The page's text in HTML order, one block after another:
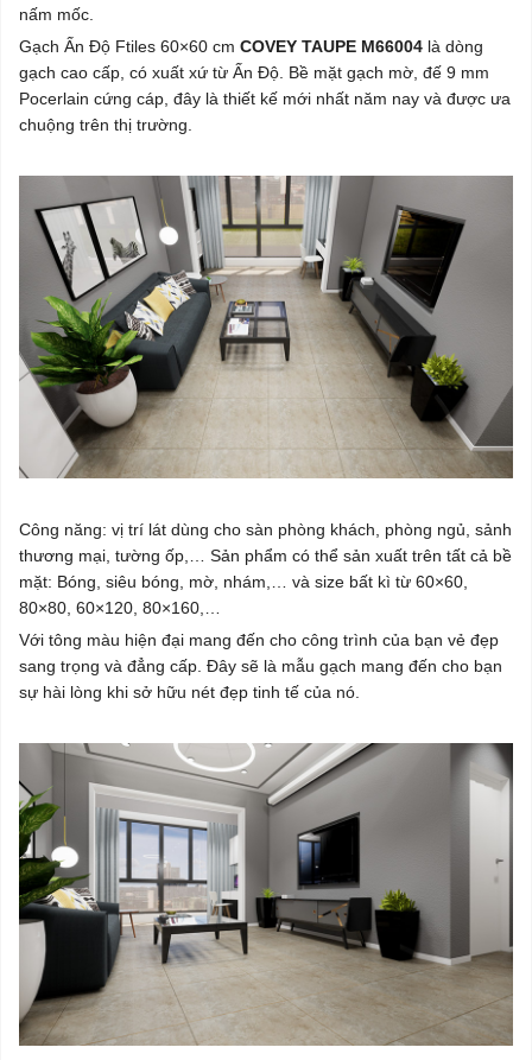
nấm mốc.
Gạch Ấn Độ Ftiles 60×60 cm COVEY TAUPE M66004 là dòng
gạch cao cấp, có xuất xứ từ Ấn Độ. Bề mặt gạch mờ, đế 9 mm
Pocerlain cứng cáp, đây là thiết kế mới nhất năm nay và được ưa
chuộng trên thị trường.
Công năng: vị trí lát dùng cho sàn phòng khách, phòng ngủ, sảnh
thương mại, tường ốp,… Sản phẩm có thể sản xuất trên tất cả bề
mặt: Bóng, siêu bóng, mờ, nhám,… và size bất kì từ 60×60,
80×80, 60×120, 80×160,…
Với tông màu hiện đại mang đến cho công trình của bạn vẻ đẹp
sang trọng và đẳng cấp. Đây sẽ là mẫu gạch mang đến cho bạn
sự hài lòng khi sở hữu nét đẹp tinh tế của nó.